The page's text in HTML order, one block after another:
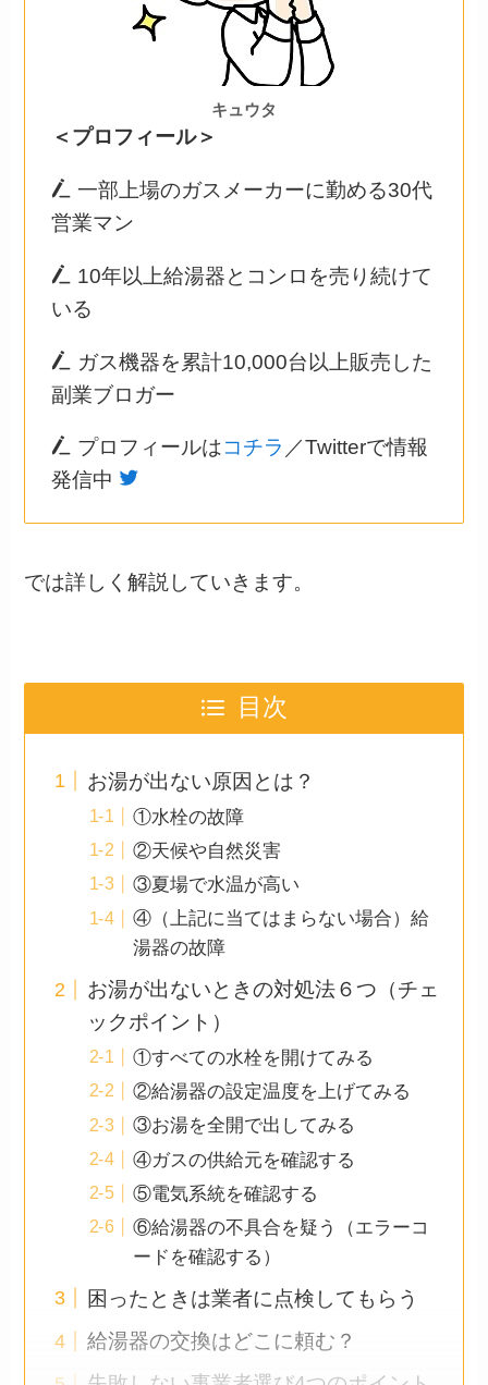
キュウタ
＜プロフィール＞
一部上場のガスメーカーに勤める30代
営業マン
10年以上給湯器とコンロを売り続けて
いる
ガス機器を累計10,000台以上販売した
副業ブロガー
プロフィールはコチラ ／Twitterで情報
発信中
では詳しく解説していきます。
目次
お湯が出ない原因とは？
①水栓の故障
②天候や自然災害
③夏場で水温が高い
④（上記に当てはまらない場合）給
湯器の故障
お湯が出ないときの対処法６つ（チェ
ックポイント）
①すべての水栓を開けてみる
②給湯器の設定温度を上げてみる
③お湯を全開で出してみる
④ガスの供給元を確認する
⑤電気系統を確認する
⑥給湯器の不具合を疑う（エラーコ
ードを確認する）
困ったときは業者に点検してもらう
給湯器の交換はどこに頼む？